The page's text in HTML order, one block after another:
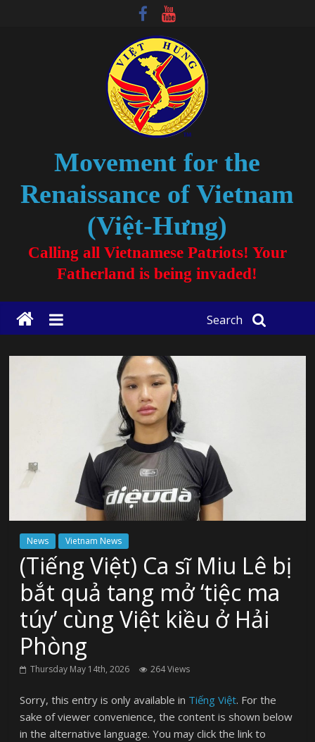
Movement for the
Renaissance of Vietnam
(Việt-Hưng)
Calling all Vietnamese Patriots! Your
Fatherland is being invaded!
Search
News Vietnam News
(Tiếng Việt) Ca sĩ Miu Lê bị
bắt quả tang mở ‘tiệc ma
túy’ cùng Việt kiều ở Hải
Phòng
Thursday May 14th, 2026 264 Views
Sorry, this entry is only available in Tiếng Việt. For the
sake of viewer convenience, the content is shown below
in the alternative language. You may click the link to